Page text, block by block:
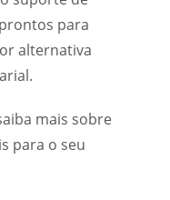
para
alternativa
mais sobre
para o seu